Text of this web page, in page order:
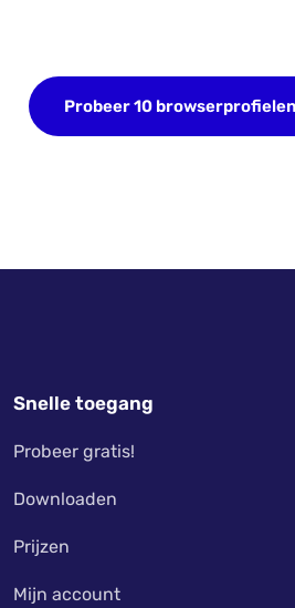
Probeer 10
Snelle toegang
Probeer gratis!
Downloaden
Prijzen
Mijn account